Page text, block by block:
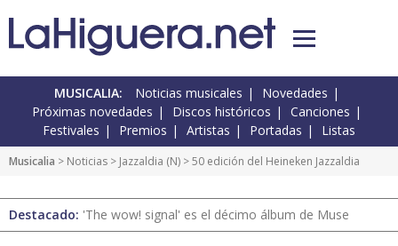
MUSICALIA: Noticias musicales
Novedades
Próximas novedades
Discos históricos
Canciones
Festivales
Premios Artistas Portadas Listas
Musicalia > Noticias > Jazzaldia (N) > 50 edición del Heineken Jazzaldia
Destacado: 'The wow! signal' es el décimo álbum de Muse